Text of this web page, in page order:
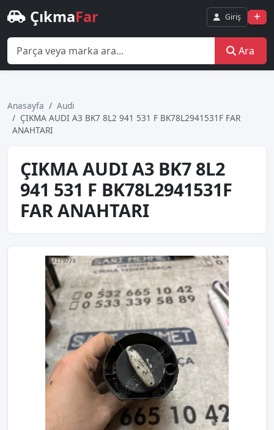
ÇıkmaFar Giriş
Ara
Anasayfa
Audi
ÇIKMA AUDI A3 BK7 8L2 941 531 F BK78L2941531F FAR
ANAHTARI
ÇIKMA AUDI A3 BK7 8L2
941 531 F BK78L2941531F
FAR ANAHTARI